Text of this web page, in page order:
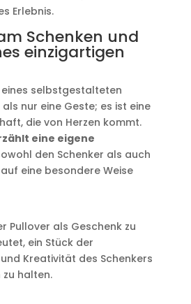
Erlebnis.
Schenken und
einzigartigen
eines selbstgestalteten
nur eine Geste; es ist eine
die von Herzen kommt.
eine eigene
den Schenker als auch
eine besondere Weise
Pullover als Geschenk zu
ein Stück der
Kreativität des Schenkers
zu halten.